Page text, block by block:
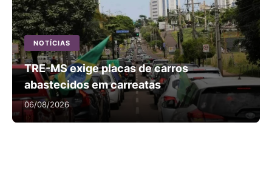
NOTÍCIAS
TRE-MS exige placas de carros
abastecidos em carreatas
06/08/2026